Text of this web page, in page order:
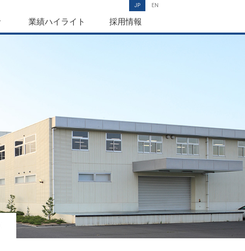
JP EN
業績ハイライト 採用情報